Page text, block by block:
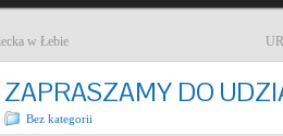
w Łebie
ZAPRASZAMY DO
Bez kategorii